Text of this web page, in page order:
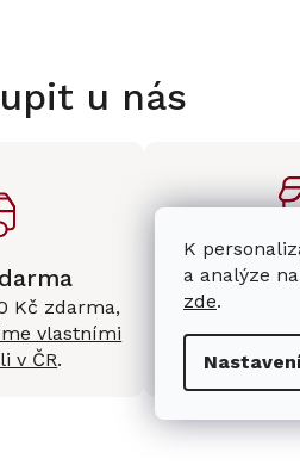
K
a analýze
zde.
u nás
Kč zdarma,
vlastními
v ČR.
Máme
Králové s
nás